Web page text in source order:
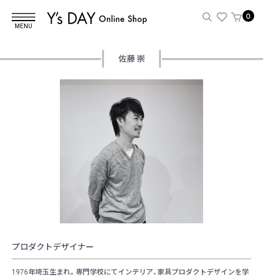
MENU
0
佐藤 崇
プロダクトデザイナー
1976年埼玉生まれ。専門学校にてインテリア、家具プロダクトデザインを学